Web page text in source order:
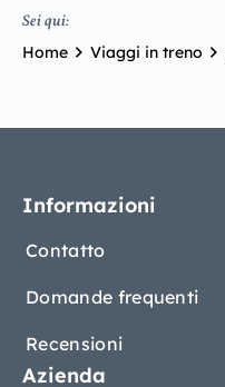
Sei qui:
Home Viaggi in treno
Informazioni
Contatto
Domande frequenti
Recensioni
Azienda